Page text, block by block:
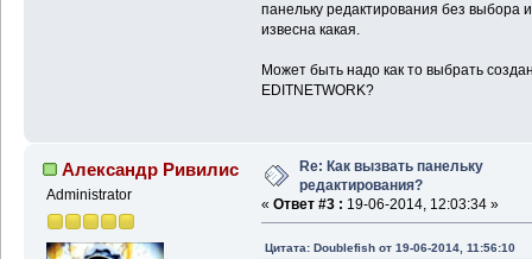
панельку редактирования без выбора
извесна какая.
Может быть надо как то выбрать
EDITNETWORK?
Александр Ривилис
Administrator
Re: Как вызвать панельку
редактирования?
« Ответ #3 : 19-06-2014, 12:03:34 »
Цитата: Doublefish от 19-06-2014, 11:56:10